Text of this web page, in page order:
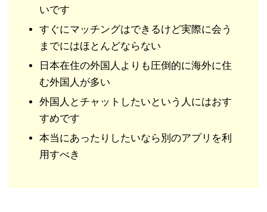
いです
すぐにマッチングはできるけど実際に会う
までにはほとんどならない
日本在住の外国人よりも圧倒的に海外に住
む外国人が多い
外国人とチャットしたいという人にはおす
すめです
本当にあったりしたいなら別のアプリを利
用すべき